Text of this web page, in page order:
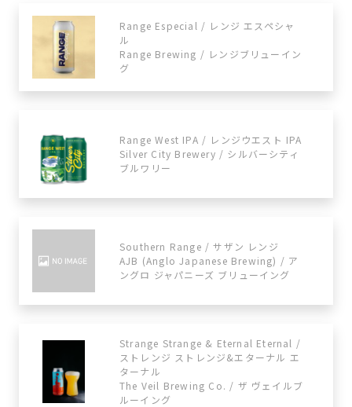
Range Especial / レンジ エスペシャ
ル
Range Brewing / レンジブリューイン
グ
Range West IPA / レンジウエスト IPA
Silver City Brewery / シルバーシティ
ブルワリー
Southern Range / サザン レンジ
AJB (Anglo Japanese Brewing) / ア
ングロ ジャパニーズ ブリューイング
Strange Strange & Eternal Eternal /
ストレンジ ストレンジ&エターナル エ
ターナル
The Veil Brewing Co. / ザ ヴェイルブ
ルーイング